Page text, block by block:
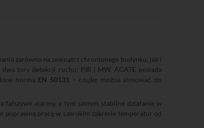
zarówno na zewnątrz chronionego budynku, jak i
tory detekcji ruchu: PIR i MW. AGATE posiada
normą EN 50131 – czujkę można stosować do
alarmy, a tym samym stabilne działanie w
poprawną pracę w szerokim zakresie temperatur od